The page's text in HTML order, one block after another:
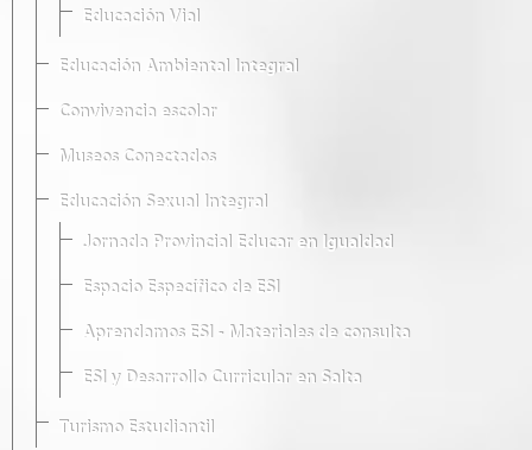
Educación Vial
Educación Ambiental Integral
Convivencia escolar
Museos Conectados
Educación Sexual Integral
Jornada Provincial Educar en Igualdad
Espacio Específico de ESI
Aprendamos ESI - Materiales de consulta
ESI y Desarrollo Curricular en Salta
Turismo Estudiantil